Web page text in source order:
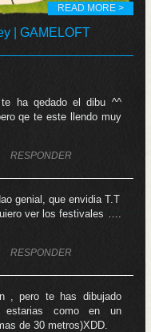
READ MORE >
| GAMELOFT
ha qedado el dibu ^^
qe te este llendo muy
RESPONDER
genial, que envidia T.T
ver los festivales ….
RESPONDER
, pero te has dibujado
estarias como en un
de 30 metros)XDD.